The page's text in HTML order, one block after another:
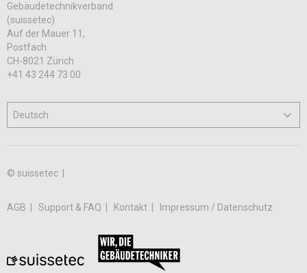
Gebäudetechnikverband
(suissetec)
Auf der Mauer 11,
Postfach
CH-8021 Zürich
+41 43 244 73 00
© suissetec |
AGB Support & FAQ Kontakt Impressum / Datenschutz